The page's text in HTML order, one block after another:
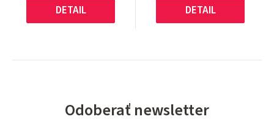
DETAIL DETAIL
Odoberať newsletter